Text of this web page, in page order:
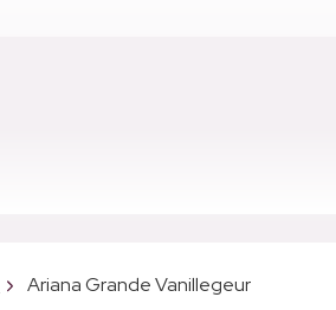
Ariana Grande Vanillegeur